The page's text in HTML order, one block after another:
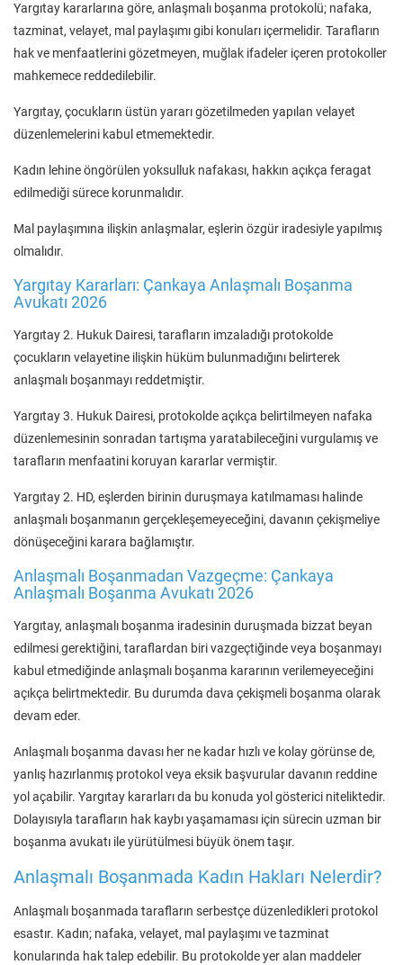
Yargıtay kararlarına göre, anlaşmalı boşanma protokolü; nafaka,
tazminat, velayet, mal paylaşımı gibi konuları içermelidir. Tarafların
hak ve menfaatlerini gözetmeyen, muğlak ifadeler içeren protokoller
mahkemece reddedilebilir.
Yargıtay, çocukların üstün yararı gözetilmeden yapılan velayet
düzenlemelerini kabul etmemektedir.
Kadın lehine öngörülen yoksulluk nafakası, hakkın açıkça feragat
edilmediği sürece korunmalıdır.
Mal paylaşımına ilişkin anlaşmalar, eşlerin özgür iradesiyle yapılmış
olmalıdır.
Yargıtay Kararları: Çankaya Anlaşmalı Boşanma
Avukatı 2026
Yargıtay 2. Hukuk Dairesi, tarafların imzaladığı protokolde
çocukların velayetine ilişkin hüküm bulunmadığını belirterek
anlaşmalı boşanmayı reddetmiştir.
Yargıtay 3. Hukuk Dairesi, protokolde açıkça belirtilmeyen nafaka
düzenlemesinin sonradan tartışma yaratabileceğini vurgulamış ve
tarafların menfaatini koruyan kararlar vermiştir.
Yargıtay 2. HD, eşlerden birinin duruşmaya katılmaması halinde
anlaşmalı boşanmanın gerçekleşemeyeceğini, davanın çekişmeliye
dönüşeceğini karara bağlamıştır.
Anlaşmalı Boşanmadan Vazgeçme: Çankaya
Anlaşmalı Boşanma Avukatı 2026
Yargıtay, anlaşmalı boşanma iradesinin duruşmada bizzat beyan
edilmesi gerektiğini, taraflardan biri vazgeçtiğinde veya boşanmayı
kabul etmediğinde anlaşmalı boşanma kararının verilemeyeceğini
açıkça belirtmektedir. Bu durumda dava çekişmeli boşanma olarak
devam eder.
Anlaşmalı boşanma davası her ne kadar hızlı ve kolay görünse de,
yanlış hazırlanmış protokol veya eksik başvurular davanın reddine
yol açabilir. Yargıtay kararları da bu konuda yol gösterici niteliktedir.
Dolayısıyla tarafların hak kaybı yaşamaması için sürecin uzman bir
boşanma avukatı ile yürütülmesi büyük önem taşır.
Anlaşmalı Boşanmada Kadın Hakları Nelerdir?
Anlaşmalı boşanmada tarafların serbestçe düzenledikleri protokol
esastır. Kadın; nafaka, velayet, mal paylaşımı ve tazminat
konularında hak talep edebilir. Bu protokolde yer alan maddeler